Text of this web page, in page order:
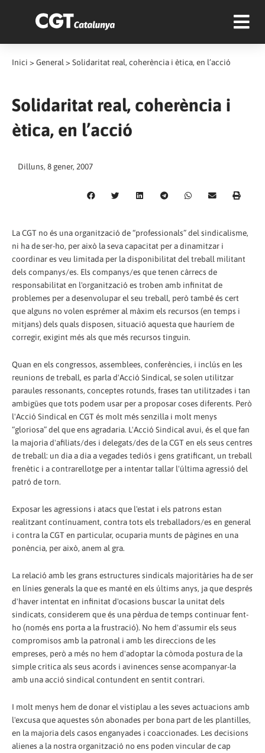
Inici > General > Solidaritat real, coherència i ètica, en l’acció
Solidaritat real, coherència i
ètica, en l’acció
Dilluns, 8 gener, 2007
La CGT no és una organització de “professionals” del sindicalisme,
ni ha de ser-ho, per això la seva capacitat per a dinamitzar i
coordinar es veu limitada per la disponibilitat del treball militant
dels companys/es. Els companys/es que tenen càrrecs de
responsabilitat en l'organització es troben amb infinitat de
problemes per a desenvolupar el seu treball, però també és cert
que alguns no volen esprémer al màxim els recursos (en temps i
mitjans) dels quals disposen, situació aquesta que hauríem de
corregir, exigint més als que més recursos tinguin.
Quan en els congressos, assemblees, conferències, i inclús en les
reunions de treball, es parla d'Acció Sindical, se solen utilitzar
paraules ressonants, conceptes rotunds, frases tan utilitzades i tan
ambigües que tots podem usar per a proposar coses diferents. Però
l'Acció Sindical en CGT és molt més senzilla i molt menys
“gloriosa” del que ens agradaria. L'Acció Sindical avui, és el que fan
la majoria d'afiliats/des i delegats/des de la CGT en els seus centres
de treball: un dia a dia a vegades tediós i gens gratificant, un treball
frenètic i a contrarellotge per a intentar tallar l'última agressió del
patró de torn.
Exposar les agressions i atacs que l'estat i els patrons estan
realitzant contínuament, contra tots els treballadors/es en general
i contra la CGT en particular, ocuparia munts de pàgines en una
ponència, per això, anem al gra.
La relació amb les grans estructures sindicals majoritàries ha de ser
en línies generals la que es manté en els últims anys, ja que després
d'haver intentat en infinitat d'ocasions buscar la unitat dels
sindicats, considerem que és una pèrdua de temps continuar fent-
ho (només ens porta a la frustració). No hem d'assumir els seus
compromisos amb la patronal i amb les direccions de les
empreses, però a més no hem d'adoptar la còmoda postura de la
simple critica als seus acords i avinences sense acompanyar-la
amb una acció sindical contundent en sentit contrari.
I molt menys hem de donar el vistiplau a les seves actuacions amb
l'excusa que aquestes són abonades per bona part de les plantilles,
en la majoria dels casos enganyades i coaccionades. Les decisions
alienes a la nostra organització no ens poden vincular de cap